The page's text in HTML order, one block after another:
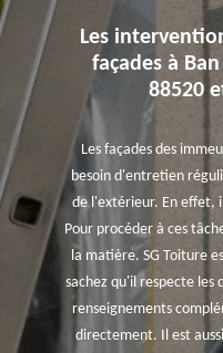
Les
façades à
88520
Les façades des
besoin d'entretien
de l'extérieur. En effet,
Pour procéder à ces
la matière. SG Toiture
sachez qu'il respecte les
renseignements
directement. Il est